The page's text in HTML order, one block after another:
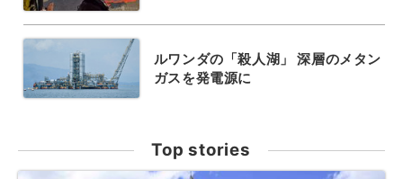
ルワンダの「殺人湖」 深層のメタン
ガスを発電源に
Top stories